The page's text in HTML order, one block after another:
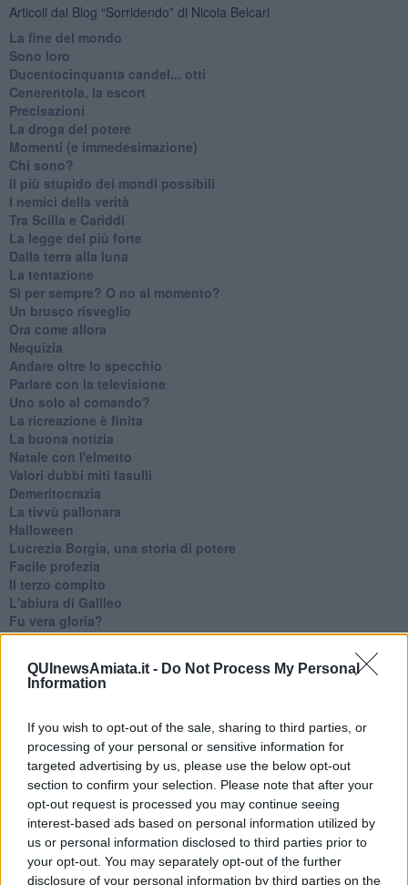
QUInewsAmiata.it - Do Not Process My Personal
Information
If you wish to opt-out of the sale, sharing to third parties, or
processing of your personal or sensitive information for
targeted advertising by us, please use the below opt-out
section to confirm your selection. Please note that after your
opt-out request is processed you may continue seeing
interest-based ads based on personal information utilized by
us or personal information disclosed to third parties prior to
your opt-out. You may separately opt-out of the further
disclosure of your personal information by third parties on the
Articoli dal Blog “Sorridendo” di Nicola Belcari
La fine del mondo
Sono loro
Ducentocinquanta candel... otti
Cenerentola, la escort
Precisazioni
La droga del potere
Momenti (e immedesimazione)
Chi sono?
Il più stupido dei mondi possibili
I nemici della verità
Tra Scilla e Cariddi
La legge del più forte
Dalla terra alla luna
La tentazione
​Sì per sempre? O no al momento?
Un brusco risveglio
Ora come allora
Nequizia
Andare oltre lo specchio
Parlare con la televisione
Uno solo al comando?
La ricreazione è finita
La buona notizia
Natale con l'elmetto
Valori dubbi miti fasulli
Demeritocrazia
La tivvù pallonara
Halloween
​Lucrezia Borgia, una storia di potere
Facile profezia
Il terzo compito
L'abiura di Galileo
Fu vera gloria?
La guerricciola delle due rose
Alla fermata dell'autobus
La repressione sessuale per sentito dire
Foto storica
Esequie solenni
Nostalgia del sangue blu
Teste calde
Non avere e non essere
Armiamoci e... avviatevi
Da Capodanno a Carnevale
Schizzi di fango
Sor-riso amaro